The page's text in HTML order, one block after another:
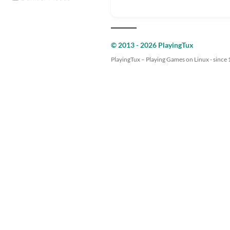
© 2013 - 2026 PlayingTux
PlayingTux – Playing Games on Linux - since